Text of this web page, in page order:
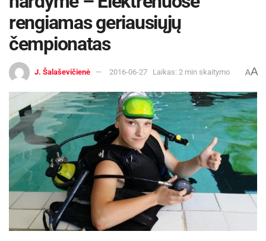
rengiamas geriausiųjų
čempionatas
J. Šalaševičienė 2016-06-27 Laikas: 2 min skaitymo AA